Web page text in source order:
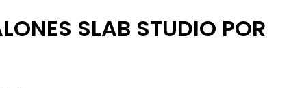
SLAB STUDIO POR